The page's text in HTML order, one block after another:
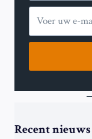
Recent nieuws